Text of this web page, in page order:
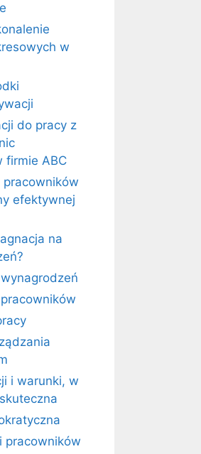
w
do pracy z
firmie ABC
pracowników
efektywnej
na
i warunki, w
pracowników